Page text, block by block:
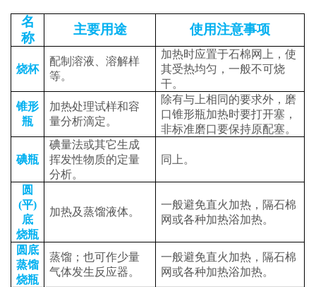
名
称
主要用途 使用注意事项
烧杯
配制溶液、溶解样
等。
加热时应置于石棉网上，使
其受热均匀，一般不可烧
干。
锥形
瓶
加热处理试样和容
量分析滴定。
除有与上相同的要求外，磨
口锥形瓶加热时要打开塞，
非标准磨口要保持原配塞。
碘瓶
碘量法或其它生成
挥发性物质的定量
分析。
同上。
圆
(平)
底
烧瓶
加热及蒸馏液体。
一般避免直火加热，隔石棉
网或各种加热浴加热。
圆底
蒸馏
烧瓶
蒸馏；也可作少量
气体发生反应器。
一般避免直火加热，隔石棉
网或各种加热浴加热。